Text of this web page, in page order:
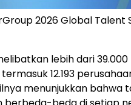
2026 Global Talent
lebih dari
12.193
menunjukkan bahwa